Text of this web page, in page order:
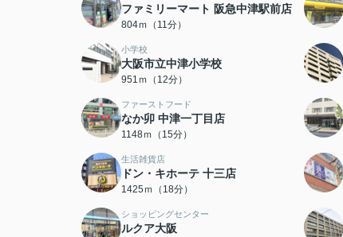
ファミリーマート 阪急中津駅前店
804ｍ（11分）
小学校
大阪市立中津小学校
951ｍ（12分）
ファーストフード
なか卯 中津一丁目店
1148ｍ（15分）
生活雑貨店
ドン・キホーテ 十三店
1425ｍ（18分）
ショッピングセンター
ルクア大阪